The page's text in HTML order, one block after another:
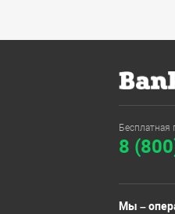
Бесплатная
8
Мы –